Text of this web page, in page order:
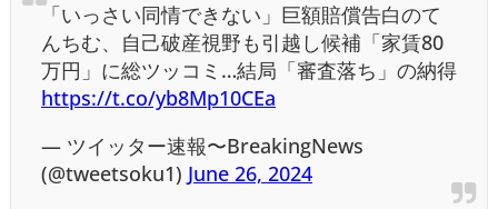
「いっさい同情できない」巨額賠償告白のて
んちむ、自己破産視野も引越し候補「家賃80
万円」に総ツッコミ…結局「審査落ち」の納得
https://t.co/yb8Mp10CEa
— ツイッター速報〜BreakingNews
(@tweetsoku1) June 26, 2024